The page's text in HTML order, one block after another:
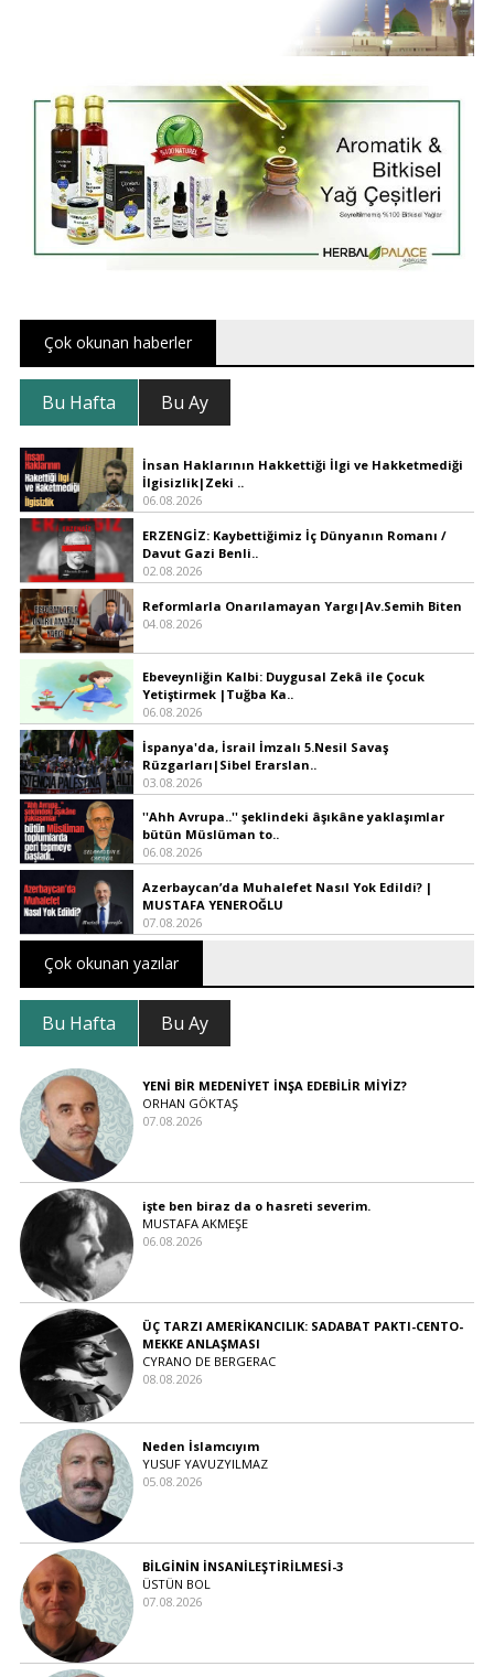
Çok okunan haberler
Bu Hafta Bu Ay
İnsan Haklarının Hakkettiği İlgi ve Hakketmediği
İlgisizlik|Zeki ..
06.08.2026
ERZENGİZ: Kaybettiğimiz İç Dünyanın Romanı /
Davut Gazi Benli..
02.08.2026
Reformlarla Onarılamayan Yargı|Av.Semih Biten
04.08.2026
Ebeveynliğin Kalbi: Duygusal Zekâ ile Çocuk
Yetiştirmek |Tuğba Ka..
06.08.2026
İspanya'da, İsrail İmzalı 5.Nesil Savaş
Rüzgarları|Sibel Erarslan..
03.08.2026
''Ahh Avrupa..'' şeklindeki âşıkâne yaklaşımlar
bütün Müslüman to..
06.08.2026
Azerbaycan’da Muhalefet Nasıl Yok Edildi? |
MUSTAFA YENEROĞLU
07.08.2026
Çok okunan yazılar
Bu Hafta Bu Ay
YENİ BİR MEDENİYET İNŞA EDEBİLİR MİYİZ?
ORHAN GÖKTAŞ
07.08.2026
işte ben biraz da o hasreti severim.
MUSTAFA AKMEŞE
06.08.2026
ÜÇ TARZI AMERİKANCILIK: SADABAT PAKTI-CENTO-
MEKKE ANLAŞMASI
CYRANO DE BERGERAC
08.08.2026
Neden İslamcıyım
YUSUF YAVUZYILMAZ
05.08.2026
BİLGİNİN İNSANİLEŞTİRİLMESİ-3
ÜSTÜN BOL
07.08.2026